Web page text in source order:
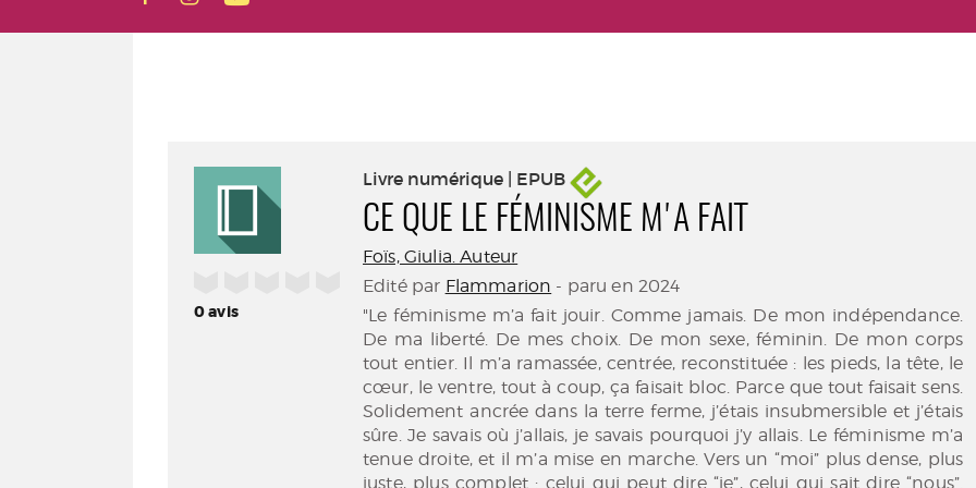
0avis
Livre numérique | EPUB
CE QUE LE FÉMINISME M'A FAIT
Foïs, Giulia. Auteur
Edité par Flammarion - paru en 2024
"Le féminisme m’a fait jouir. Comme jamais. De mon indépendance.
De ma liberté. De mes choix. De mon sexe, féminin. De mon corps
tout entier. Il m’a ramassée, centrée, reconstituée : les pieds, la tête, le
cœur, le ventre, tout à coup, ça faisait bloc. Parce que tout faisait sens.
Solidement ancrée dans la terre ferme, j’étais insubmersible et j’étais
sûre. Je savais où j’allais, je savais pourquoi j’y allais. Le féminisme m’a
tenue droite, et il m’a mise en marche. Vers un “moi” plus dense, plus
juste, plus complet : celui qui peut dire “je”, celui qui sait dire “nous”.